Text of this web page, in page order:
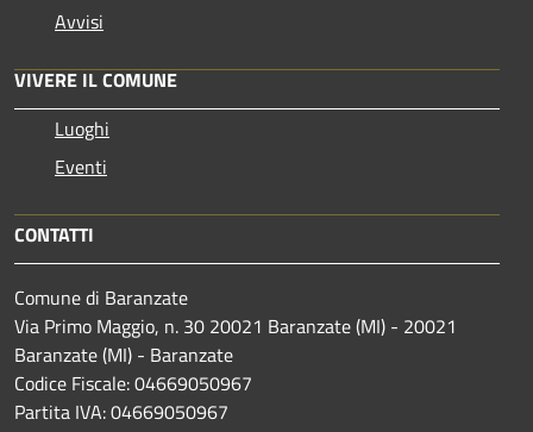
Avvisi
VIVERE IL COMUNE
Luoghi
Eventi
CONTATTI
Comune di Baranzate
Via Primo Maggio, n. 30 20021 Baranzate (MI) - 20021
Baranzate (MI) - Baranzate
Codice Fiscale: 04669050967
Partita IVA: 04669050967